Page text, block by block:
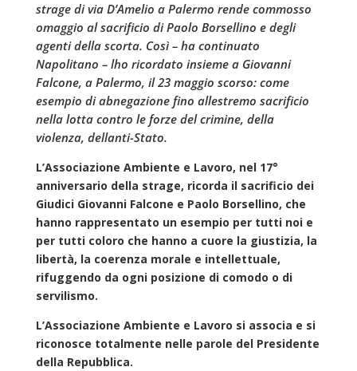
strage di via D’Amelio a Palermo rende commosso
omaggio al sacrificio di Paolo Borsellino e degli
agenti della scorta. Così – ha continuato
Napolitano – lho ricordato insieme a Giovanni
Falcone, a Palermo, il 23 maggio scorso: come
esempio di abnegazione fino allestremo sacrificio
nella lotta contro le forze del crimine, della
violenza, dellanti-Stato.
L’Associazione Ambiente e Lavoro, nel 17°
anniversario della strage, ricorda il sacrificio dei
Giudici Giovanni Falcone e Paolo Borsellino, che
hanno rappresentato un esempio per tutti noi e
per tutti coloro che hanno a cuore la giustizia, la
libertà, la coerenza morale e intellettuale,
rifuggendo da ogni posizione di comodo o di
servilismo.
L’Associazione Ambiente e Lavoro si associa e si
riconosce totalmente nelle parole del Presidente
della Repubblica.